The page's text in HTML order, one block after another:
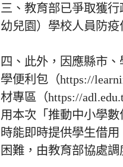
三、教育部已爭取獲
幼兒園）學校人員防疫
四、此外，因應縣市
學便利包（https://
材專區（https://
用本次「推動中小學
時能即時提供學生借
困難，由教育部協處調